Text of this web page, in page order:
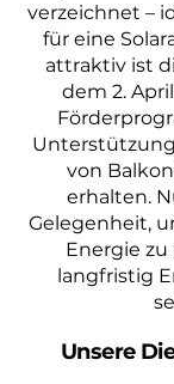
verzeichnet –
für eine
attraktiv ist
dem 2.
von
erhalten.
Gelegenheit,
Energie
langfristig
Unsere